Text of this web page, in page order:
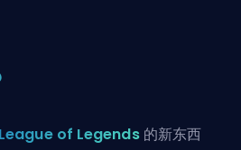
League of Legends的新东西